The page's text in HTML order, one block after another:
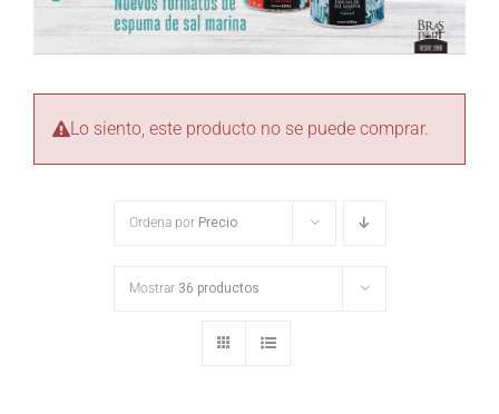
Lo siento, este producto no se puede comprar.
Ordena por Precio
Mostrar 36 productos